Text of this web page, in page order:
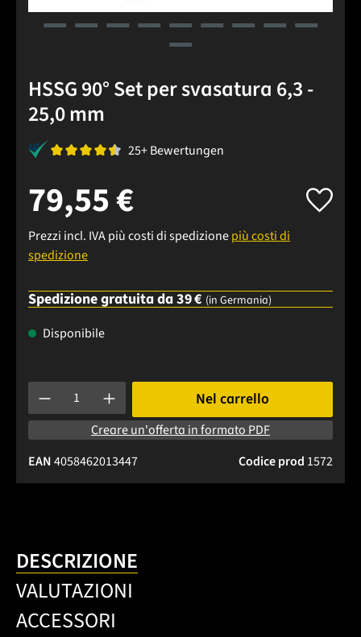
HSSG 90° Set per svasatura 6,3 -
25,0 mm
25+ Bewertungen
79,55 €
Prezzi incl. IVA più costi di spedizionepiù costi di
spedizione
Spedizione gratuita da 39 € (in Germania)
Disponibile
Quantità del prodotto: inserisci la quantità desiderata o
Nel carrello
Creare un'offerta in formato PDF
Codice prod 1572
EAN4058462013447
DESCRIZIONE
VALUTAZIONI
ACCESSORI